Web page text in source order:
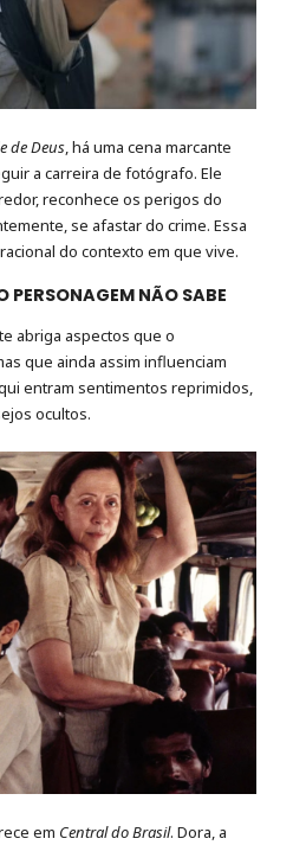
de Deus, há uma cena marcante
a carreira de fotógrafo. Ele
reconhece os perigos do
se afastar do crime. Essa
do contexto em que vive.
PERSONAGEM NÃO SABE
abriga aspectos que o
que ainda assim influenciam
entram sentimentos reprimidos,
ocultos.
em Central do Brasil. Dora, a